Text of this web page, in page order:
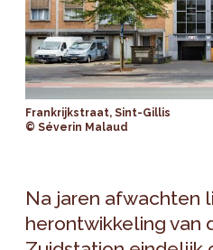
Frankrijkstraat, Sint-Gillis
© Séverin Malaud
Na jaren afwachten
herontwikkeling van